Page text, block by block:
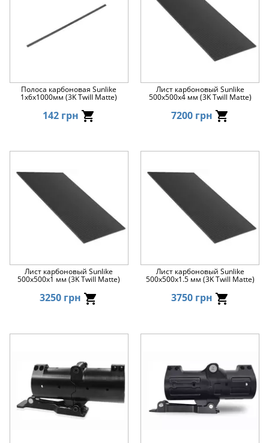
Полоса карбоновая Sunlike
1x6x1000мм (3K Twill Matte)
142 грн
Лист карбоновый Sunlike
500x500x4 мм (3K Twill Matte)
7200 грн
Лист карбоновый Sunlike
500x500x1 мм (3K Twill Matte)
3250 грн
Лист карбоновый Sunlike
500x500x1.5 мм (3K Twill Matte)
3750 грн